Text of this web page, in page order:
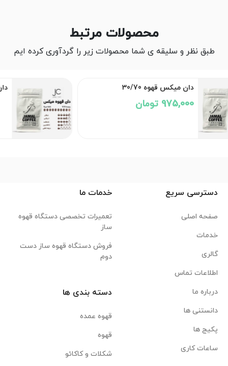
محصولات مرتبط
طبق نظر و سلیقه ی شما محصولات زیر را گردآوری کرده ایم
دان میکس قهوه روبوستا-
اقتصادی
دسترسی سریع
صفحه اصلی
خدمات
گالری
اطلاعات تماس
درباره ما
دانستنی ها
پکیج ها
ساعات کاری
خدمات ما
تعمیرات تخصصی دستگاه قهوه
ساز
فروش دستگاه قهوه ساز دست
دوم
دسته بندی ها
قهوه عمده
قهوه
شکلات و کاکائو